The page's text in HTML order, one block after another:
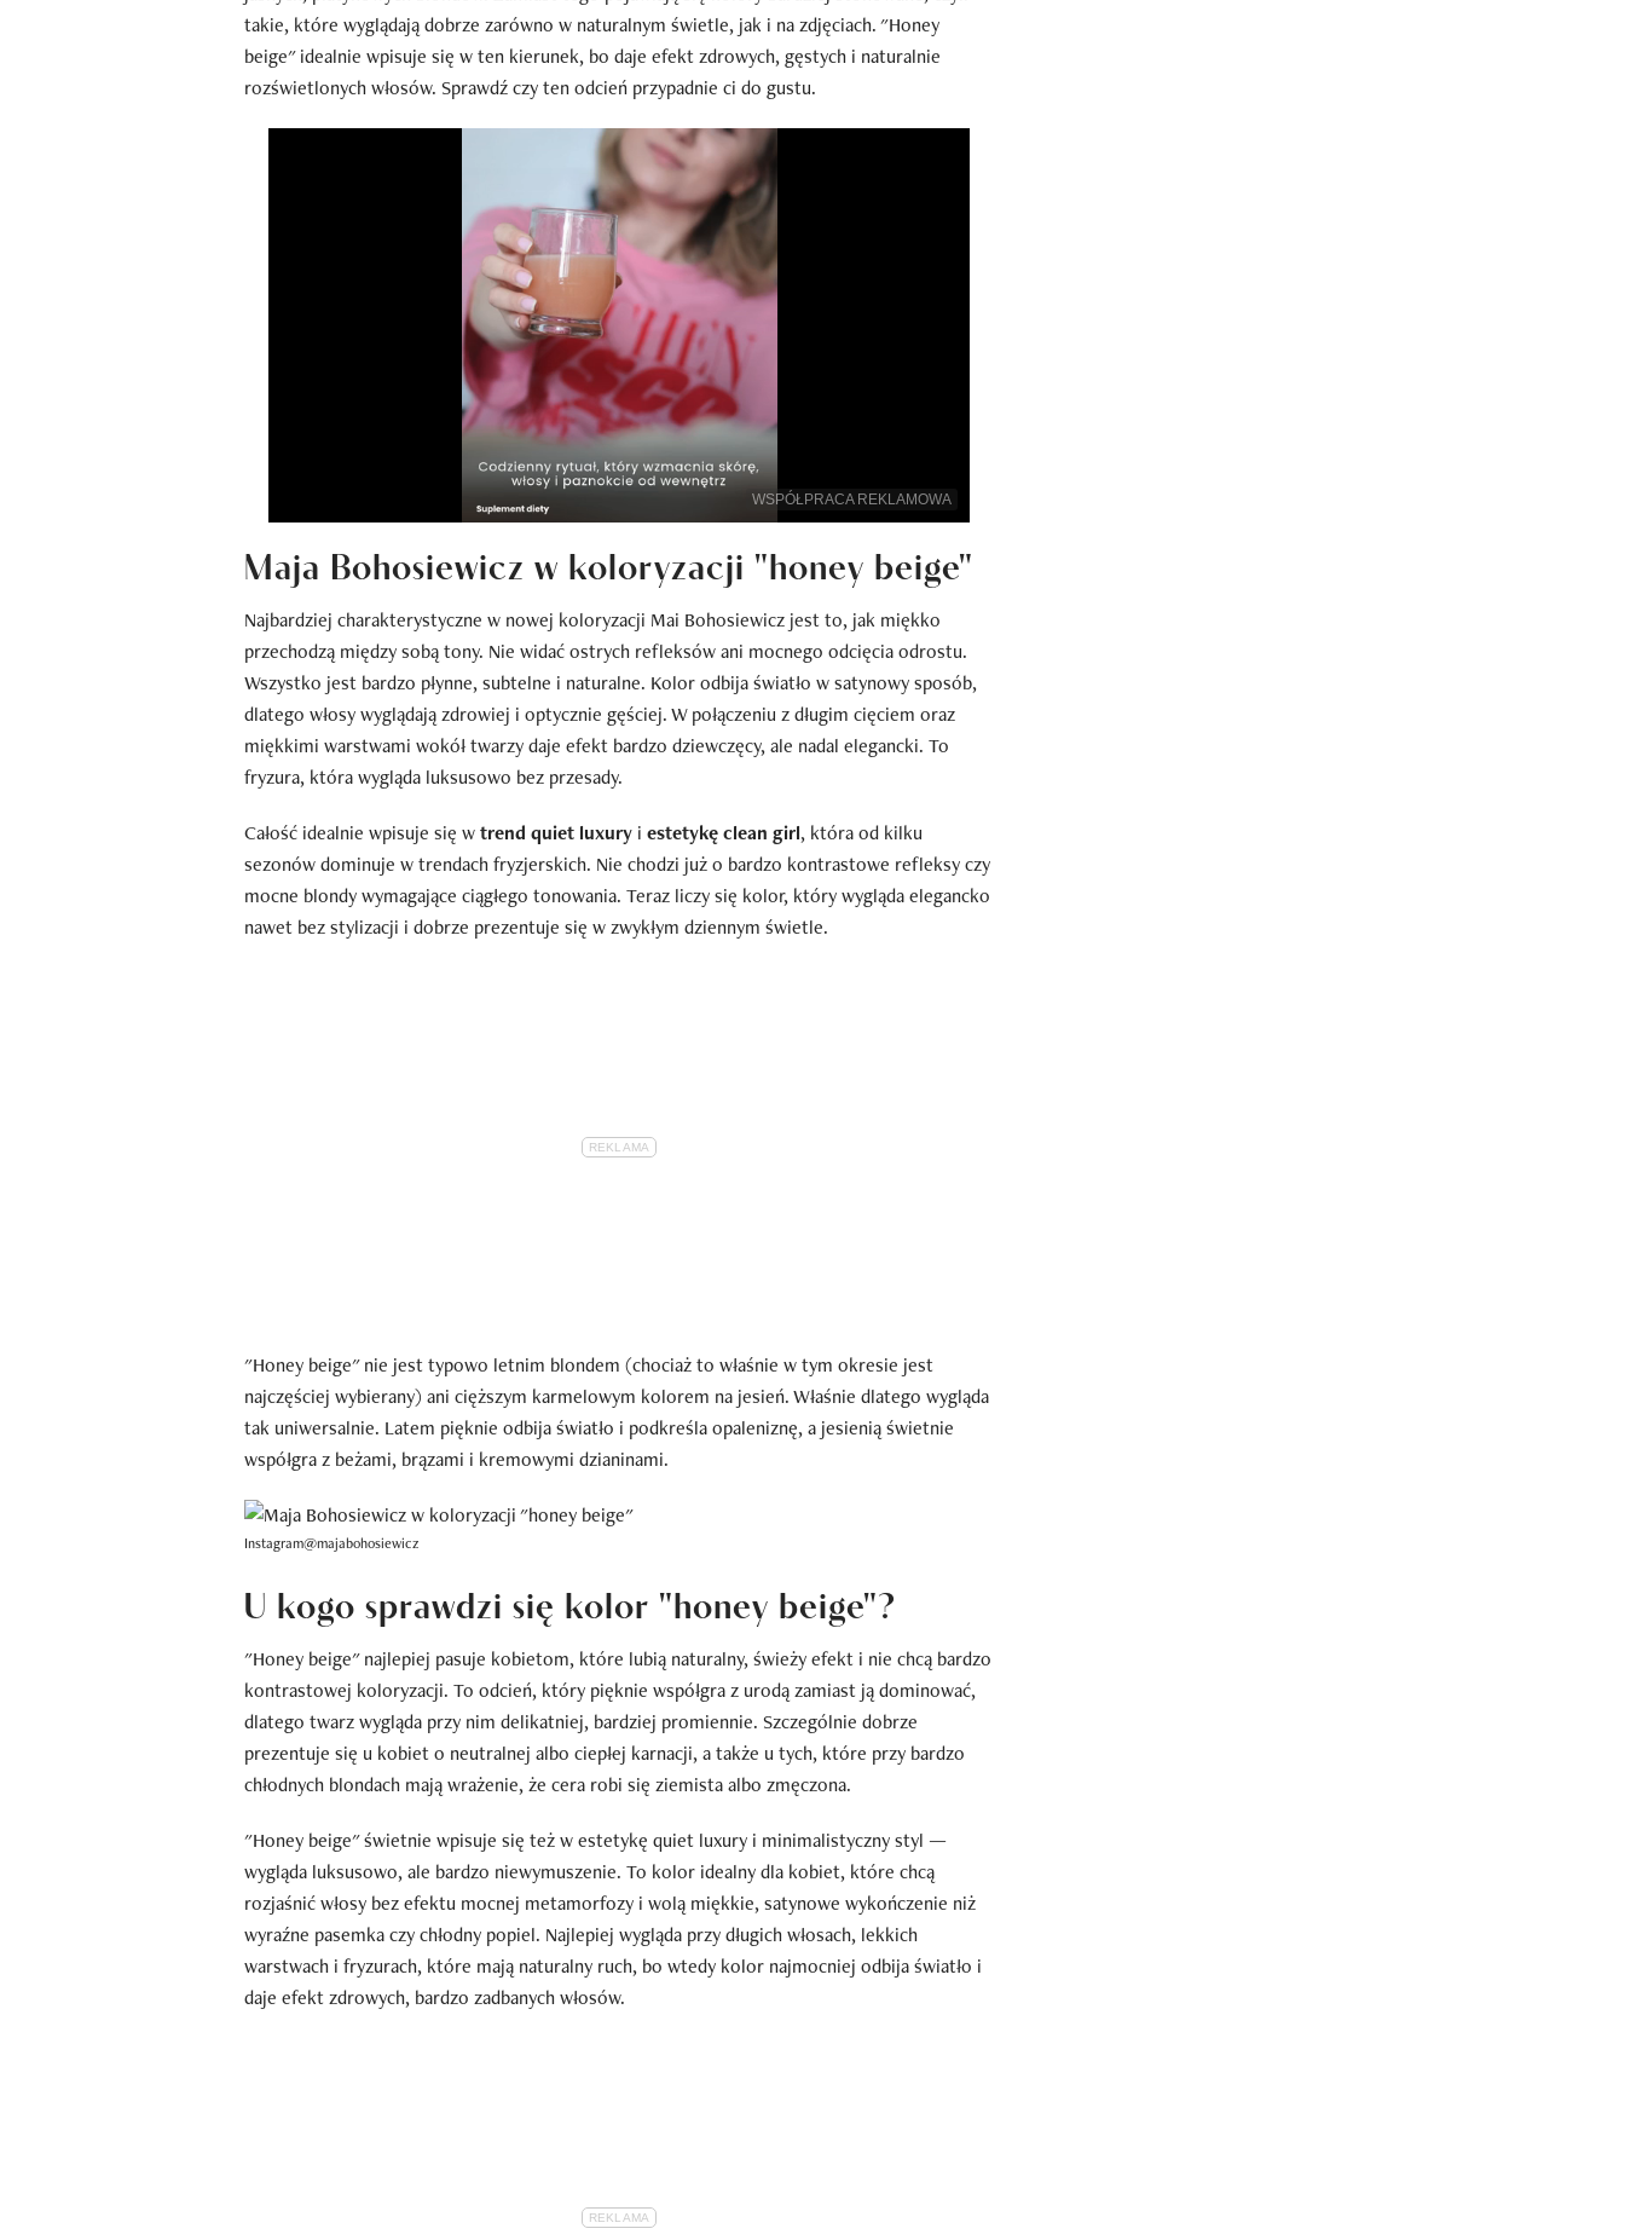
takie, które wyglądają dobrze zarówno w naturalnym świetle, jak i na zdjęciach. "Honey
beige" idealnie wpisuje się w ten kierunek, bo daje efekt zdrowych, gęstych i naturalnie
rozświetlonych włosów. Sprawdź czy ten odcień przypadnie ci do gustu.
WSPÓŁPRACA REKLAMOWA
Maja Bohosiewicz w koloryzacji "honey beige"
Najbardziej charakterystyczne w nowej koloryzacji Mai Bohosiewicz jest to, jak miękko
przechodzą między sobą tony. Nie widać ostrych refleksów ani mocnego odcięcia odrostu.
Wszystko jest bardzo płynne, subtelne i naturalne. Kolor odbija światło w satynowy sposób,
dlatego włosy wyglądają zdrowiej i optycznie gęściej. W połączeniu z długim cięciem oraz
miękkimi warstwami wokół twarzy daje efekt bardzo dziewczęcy, ale nadal elegancki. To
fryzura, która wygląda luksusowo bez przesady.
Całość idealnie wpisuje się wtrend quiet luxury i estetykę clean girl, która od kilku
sezonów dominuje w trendach fryzjerskich. Nie chodzi już o bardzo kontrastowe refleksy czy
mocne blondy wymagające ciągłego tonowania. Teraz liczy się kolor, który wygląda elegancko
nawet bez stylizacji i dobrze prezentuje się w zwykłym dziennym świetle.
"Honey beige" nie jest typowo letnim blondem (chociaż to właśnie w tym okresie jest
najczęściej wybierany) ani cięższym karmelowym kolorem na jesień. Właśnie dlatego wygląda
tak uniwersalnie. Latem pięknie odbija światło i podkreśla opaleniznę, a jesienią świetnie
współgra z beżami, brązami i kremowymi dzianinami.
Instagram@majabohosiewicz
U kogo sprawdzi się kolor "honey beige"?
"Honey beige" najlepiej pasuje kobietom, które lubią naturalny, świeży efekt i nie chcą bardzo
kontrastowej koloryzacji. To odcień, który pięknie współgra z urodą zamiast ją dominować,
dlatego twarz wygląda przy nim delikatniej, bardziej promiennie. Szczególnie dobrze
prezentuje się u kobiet o neutralnej albo ciepłej karnacji, a także u tych, które przy bardzo
chłodnych blondach mają wrażenie, że cera robi się ziemista albo zmęczona.
"Honey beige" świetnie wpisuje się też w estetykę quiet luxury i minimalistyczny styl —
wygląda luksusowo, ale bardzo niewymuszenie. To kolor idealny dla kobiet, które chcą
rozjaśnić włosy bez efektu mocnej metamorfozy i wolą miękkie, satynowe wykończenie niż
wyraźne pasemka czy chłodny popiel. Najlepiej wygląda przy długich włosach, lekkich
warstwach i fryzurach, które mają naturalny ruch, bo wtedy kolor najmocniej odbija światło i
daje efekt zdrowych, bardzo zadbanych włosów.